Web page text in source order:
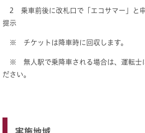
2 乗車前後に改札口で「エコサマー」と
提示
※ チケットは降車時に回収します。
※ 無人駅で乗降車される場合は、運転士
ださい。